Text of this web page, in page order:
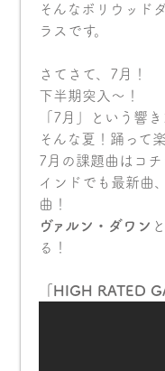
そんなボリウッド
ラスです。
さてさて、7月！
下半期突入〜！
「7月」という響
そんな夏！踊って
7月の課題曲はコチ
インドでも最新曲
曲！
ヴァルン・ダワン と
る！
「HIGH RATED